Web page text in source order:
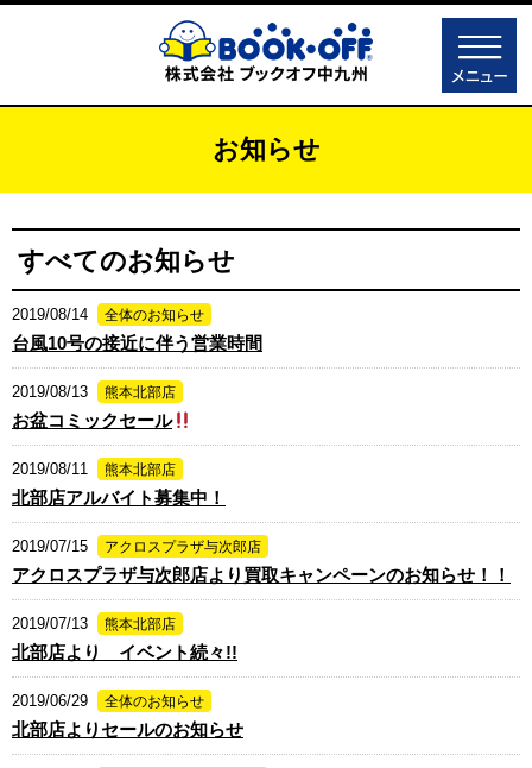
お知らせ
すべてのお知らせ
2019/08/14 全体のお知らせ
台風10号の接近に伴う営業時間
2019/08/13 熊本北部店
お盆コミックセール
2019/08/11 熊本北部店
北部店アルバイト募集中！
2019/07/15 アクロスプラザ与次郎店
アクロスプラザ与次郎店より買取キャンペーンのお知らせ！！
2019/07/13 熊本北部店
北部店より イベント続々!!
2019/06/29 全体のお知らせ
北部店よりセールのお知らせ